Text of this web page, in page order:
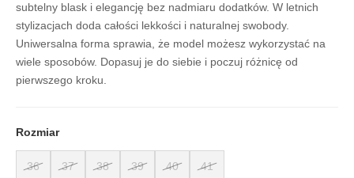
subtelny blask i elegancję bez nadmiaru dodatków. W letnich
stylizacjach doda całości lekkości i naturalnej swobody.
Uniwersalna forma sprawia, że model możesz wykorzystać na
wiele sposobów. Dopasuj je do siebie i poczuj różnicę od
pierwszego kroku.
Rozmiar
36 37 38 39 40 41